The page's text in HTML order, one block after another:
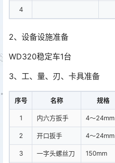
4
2、设备设施准备
WD320稳定车1台
3、工、量、刃、卡具准备
序号 名称 规格
1 内六方扳手 4～24mm
2 开口扳手 4～24mm
3 一字头螺丝刀 150mm